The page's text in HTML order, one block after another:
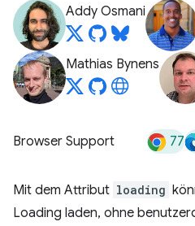
Addy Osmani
Mathias Bynens
Browser Support 77
Mit dem Attribut loading
Loading laden, ohne